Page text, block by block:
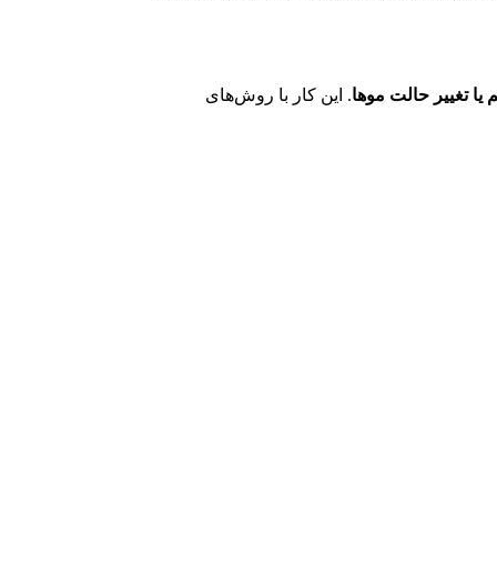
تغییر حالت موها. این کار با روش‌های